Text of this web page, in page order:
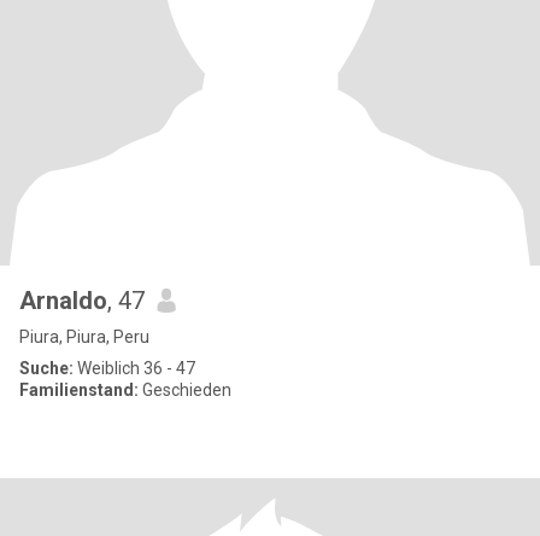
Arnaldo, 47
Piura, Piura, Peru
Suche: Weiblich 36 - 47
Familienstand: Geschieden